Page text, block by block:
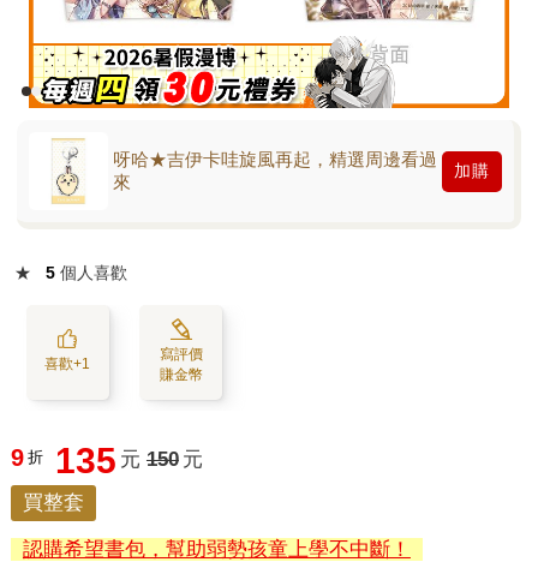
呀哈★吉伊卡哇旋風再起，精選周邊看過
來
加購
★ 5 個人喜歡
喜歡+1
寫評價
賺金幣
9 折 135 元 150 元
買整套
認購希望書包，幫助弱勢孩童上學不中斷！